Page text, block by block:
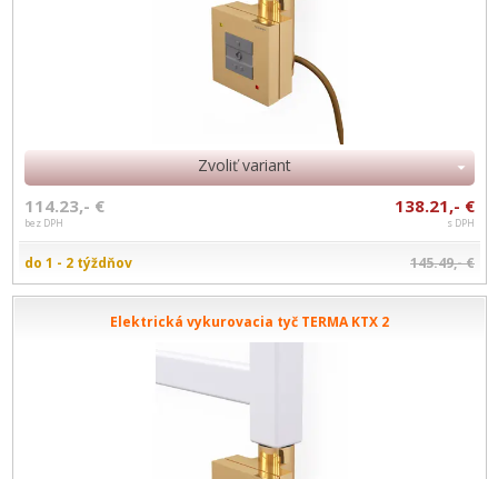
Zvoliť variant
114.23,- €
bez DPH
138.21,- €
s DPH
do 1 - 2 týždňov 145.49,- €
Elektrická vykurovacia tyč TERMA KTX 2